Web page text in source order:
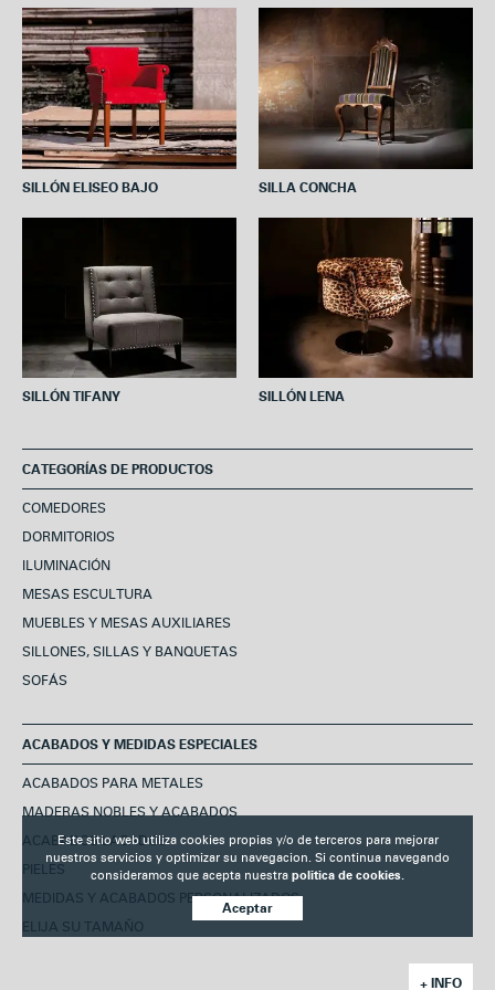
o
o
k
e
r
r
e
t
A
p
SILLÓN ELISEO BAJO SILLA CONCHA
SILLÓN TIFANY SILLÓN LENA
CATEGORÍAS DE PRODUCTOS
COMEDORES
DORMITORIOS
ILUMINACIÓN
MESAS ESCULTURA
MUEBLES Y MESAS AUXILIARES
SILLONES, SILLAS Y BANQUETAS
SOFÁS
ACABADOS Y MEDIDAS ESPECIALES
ACABADOS PARA METALES
MADERAS NOBLES Y ACABADOS
ACABADOS LACADOS
PIELES
MEDIDAS Y ACABADOS PERSONALIZADOS
ELIJA SU TAMAÑO
+ INFO
Este sitio web utiliza cookies propias y/o de terceros para mejorar
nuestros servicios y optimizar su navegacion. Si continua navegando
consideramos que acepta nuestra politica de cookies.
Aceptar